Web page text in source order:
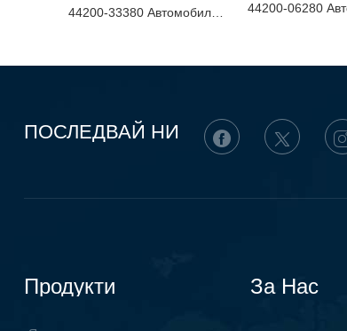
ПОСЛЕДВАЙ НИ
Продукти За Нас